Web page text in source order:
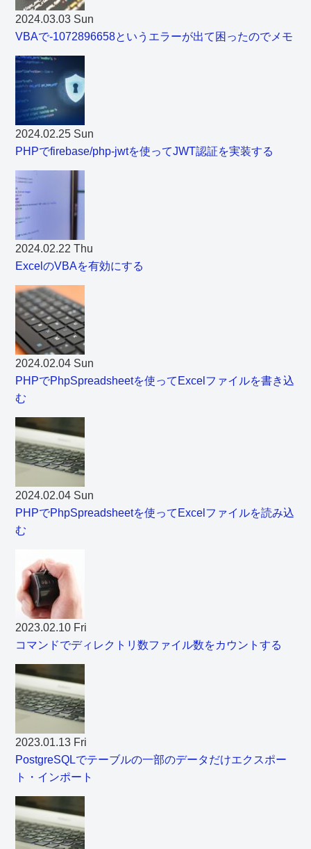
2024.03.03 Sun
VBAで-1072896658というエラーが出て困ったのでメモ
2024.02.25 Sun
PHPでfirebase/php-jwtを使ってJWT認証を実装する
2024.02.22 Thu
ExcelのVBAを有効にする
2024.02.04 Sun
PHPでPhpSpreadsheetを使ってExcelファイルを書き込
む
2024.02.04 Sun
PHPでPhpSpreadsheetを使ってExcelファイルを読み込
む
2023.02.10 Fri
コマンドでディレクトリ数ファイル数をカウントする
2023.01.13 Fri
PostgreSQLでテーブルの一部のデータだけエクスポー
ト・インポート